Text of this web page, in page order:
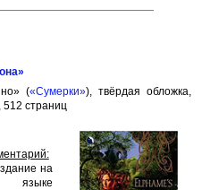
(«Сумерки»), твёрдая обложка,
страниц
на
языке